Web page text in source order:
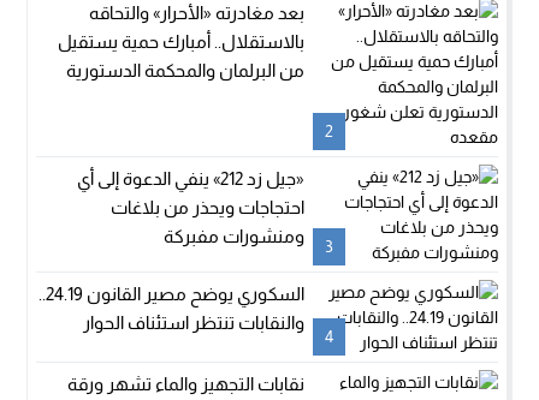
2
بعد مغادرته «الأحرار» والتحاقه
بالاستقلال.. أمبارك حمية يستقيل
من البرلمان والمحكمة الدستورية
3
«جيل زد 212» ينفي الدعوة إلى أي
احتجاجات ويحذر من بلاغات
ومنشورات مفبركة
4
والنقابات تنتظر استئناف الحوار
نقابات التجهيز والماء تشهر ورقة